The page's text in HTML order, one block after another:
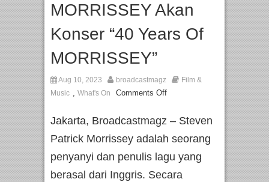
– feat. Marcello Tahitoe dan Sandhy Sondoro Afan Hadirkan Hipdut Modern
MORRISSEY Akan
Konser “40 Years Of
MORRISSEY”
Aug 10, 2023 broadcastmagz
Film &
Music , What's On Comments Off
Jakarta, Broadcastmagz – Steven
Patrick Morrissey adalah seorang
penyanyi dan penulis lagu yang
berasal dari Inggris. Secara